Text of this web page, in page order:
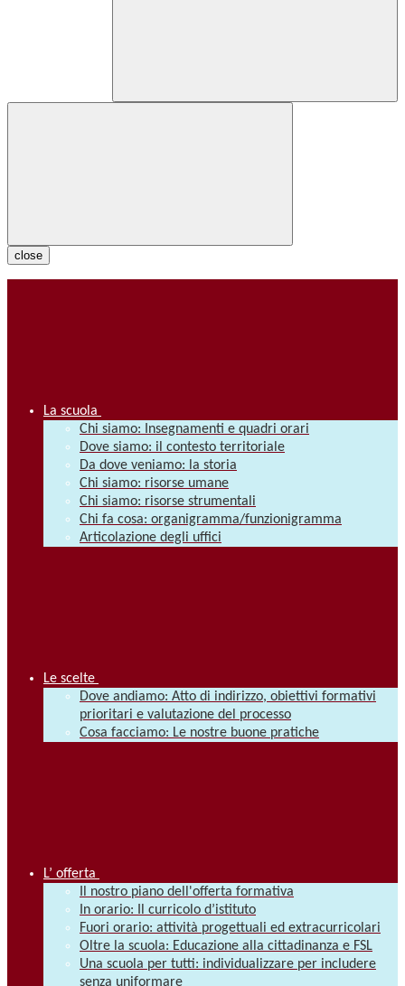
close
La scuola
Chi siamo: Insegnamenti e quadri orari
Dove siamo: il contesto territoriale
Da dove veniamo: la storia
Chi siamo: risorse umane
Chi siamo: risorse strumentali
Chi fa cosa: organigramma/funzionigramma
Articolazione degli uffici
Le scelte
Dove andiamo: Atto di indirizzo, obiettivi formativi
prioritari e valutazione del processo
Cosa facciamo: Le nostre buone pratiche
L’ offerta
Il nostro piano dell'offerta formativa
In orario: Il curricolo d’istituto
Fuori orario: attività progettuali ed extracurricolari
Oltre la scuola: Educazione alla cittadinanza e FSL
Una scuola per tutti: individualizzare per includere
senza uniformare